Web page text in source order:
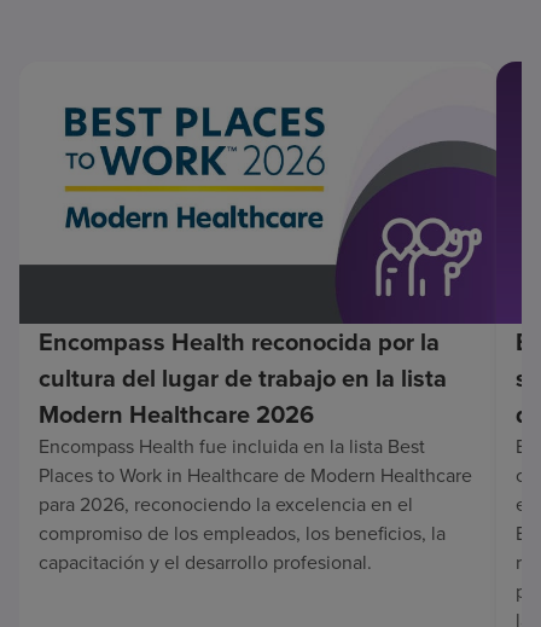
Encompass Health reconocida por la
cultura del lugar de trabajo en la lista
Modern Healthcare 2026
Encompass Health fue incluida en la lista Best
Places to Work in Healthcare de Modern Healthcare
para 2026, reconociendo la excelencia en el
compromiso de los empleados, los beneficios, la
capacitación y el desarrollo profesional.